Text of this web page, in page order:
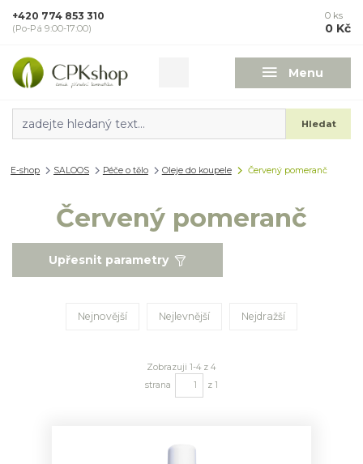
Menu
Hledat
+420 774 853 310
(Po-Pá 9:00-17:00)
0 ks
0 Kč
E-shop SALOOS Péče o tělo Oleje do koupele Červený pomeranč
Červený pomeranč
Upřesnit parametry
Nejnovější Nejlevnější Nejdražší
Zobrazuji 1-4 z 4
strana
z 1